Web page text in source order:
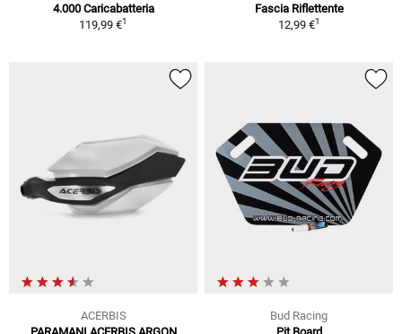
4.000 Caricabatteria
119,99 €1
Fascia Riflettente
12,99 €1
ACERBIS
Bud Racing